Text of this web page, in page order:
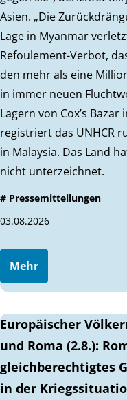
Asien. „Die
Lage in Myanmar
Refoulement-Verbot,
den mehr als eine
in immer neuen
Lagern von Cox’s
registriert das UNHCR
in Malaysia. Das Land
nicht unterzeichnet.
# Pressemitteilungen
03.08.2026
Mehr
Europäischer
und Roma (2.8.):
gleichberechtigtes
in der